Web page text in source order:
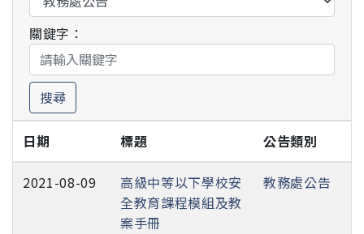
關鍵字：
搜尋
日期 標題 公告類別
2021-08-09
高級中等以下學校安
全教育課程模組及教
案手冊
教務處公告